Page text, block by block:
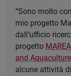
“Sono molto
mio progetto
dall’ufficio
progetto
and
alcune attività